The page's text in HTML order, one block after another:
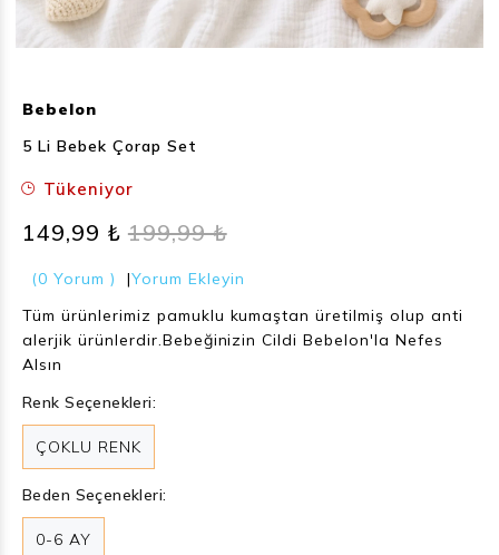
Bebelon
5 Li Bebek Çorap Set
Tükeniyor
149,99 ₺ 199,99 ₺
(0 Yorum ) |Yorum Ekleyin
Tüm ürünlerimiz pamuklu kumaştan üretilmiş olup anti
alerjik ürünlerdir.Bebeğinizin Cildi Bebelon'la Nefes
Alsın
Renk Seçenekleri:
ÇOKLU RENK
Beden Seçenekleri:
0-6 AY